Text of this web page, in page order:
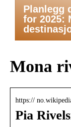
Planlegg
for 2025:
Mona
https://
Pia